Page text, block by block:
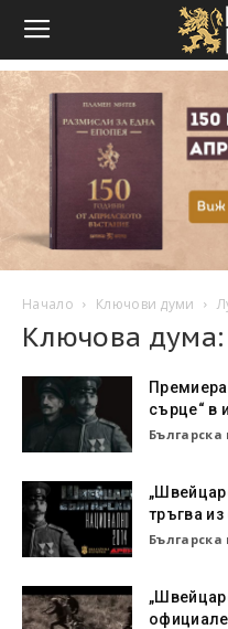
Начало Ключови думи
Ключова
сърце“ в
Българска
тръгва из
Българска